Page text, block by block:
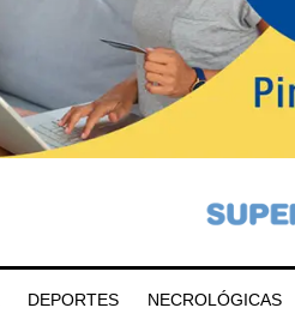
DEPORTES NECROLÓGICAS